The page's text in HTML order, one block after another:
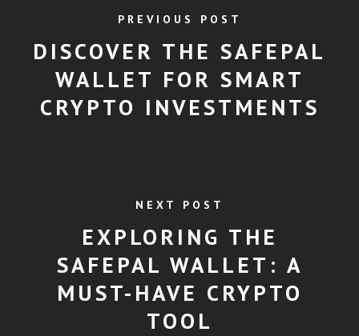
PREVIOUS POST
DISCOVER THE SAFEPAL
WALLET FOR SMART
CRYPTO INVESTMENTS
NEXT POST
EXPLORING THE
SAFEPAL WALLET: A
MUST-HAVE CRYPTO
TOOL